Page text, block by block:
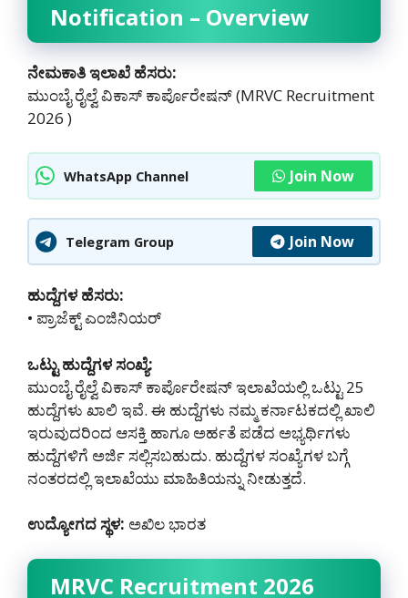
Notification – Overview
ನೇಮಕಾತಿ ಇಲಾಖೆ ಹೆಸರು:
ಮುಂಬೈ ರೈಲ್ವೆ ವಿಕಾಸ್ ಕಾರ್ಪೊರೇಷನ್ (MRVC Recruitment
2026 )
WhatsApp Channel Join Now
Telegram Group Join Now
ಹುದ್ದೆಗಳ ಹೆಸರು:
• ಪ್ರಾಜೆಕ್ಟ್ ಎಂಜಿನಿಯರ್
ಒಟ್ಟು ಹುದ್ದೆಗಳ ಸಂಖ್ಯೆ:
ಮುಂಬೈ ರೈಲ್ವೆ ವಿಕಾಸ್ ಕಾರ್ಪೊರೇಷನ್ ಇಲಾಖೆಯಲ್ಲಿ ಒಟ್ಟು 25
ಹುದ್ದೆಗಳು ಖಾಲಿ ಇವೆ. ಈ ಹುದ್ದೆಗಳು ನಮ್ಮ ಕರ್ನಾಟಕದಲ್ಲಿ ‌ಖಾಲಿ
ಇರುವುದರಿಂದ ಆಸಕ್ತಿ ಹಾಗೂ ಅರ್ಹತೆ ಪಡೆದ ಅಭ್ಯರ್ಥಿಗಳು
ಹುದ್ದೆಗಳಿಗೆ ಅರ್ಜಿ ಸಲ್ಲಿಸಬಹುದು. ಹುದ್ದೆಗಳ ಸಂಖ್ಯೆಗಳ ಬಗ್ಗೆ
ನಂತರದಲ್ಲಿ ಇಲಾಖೆಯು ಮಾಹಿತಿಯನ್ನು ನೀಡುತ್ತದೆ.
ಉದ್ಯೋಗದ ಸ್ಥಳ: ಅಖಿಲ ಭಾರತ
MRVC Recruitment 2026